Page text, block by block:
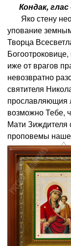
Кондак, глас
Яко стену
упование
Творца
иже от врагов
невозвратно
святителя
прославляющия
возможно Тебе,
Мати Зиждителя
проповемы